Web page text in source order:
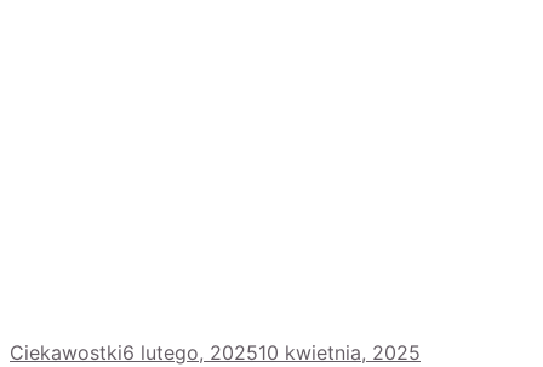
Ciekawostki6 lutego, 202510 kwietnia, 2025